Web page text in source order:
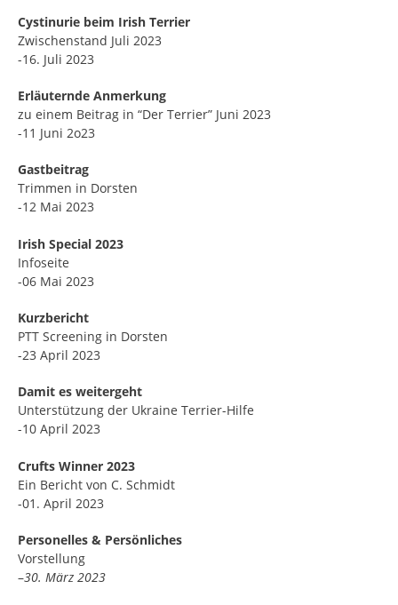
Cystinurie beim Irish Terrier
Zwischenstand Juli 2023
-16. Juli 2023
Erläuternde Anmerkung
zu einem Beitrag in “Der Terrier” Juni 2023
-11 Juni 2o23
Gastbeitrag
Trimmen in Dorsten
-12 Mai 2023
Irish Special 2023
Infoseite
-06 Mai 2023
Kurzbericht
PTT Screening in Dorsten
-23 April 2023
Damit es weitergeht
Unterstützung der Ukraine Terrier-Hilfe
-10 April 2023
Crufts Winner 2023
Ein Bericht von C. Schmidt
-01. April 2023
Personelles & Persönliches
Vorstellung
–30. März 2023